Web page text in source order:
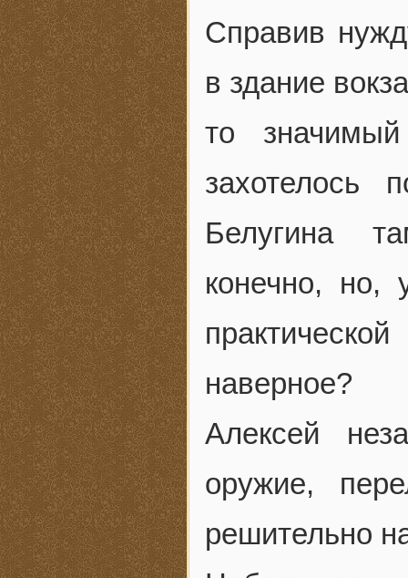
Справив
в здание
то
захотелось
Белугина
конечно, но,
наверное?
Алексей
оружие,
решительно